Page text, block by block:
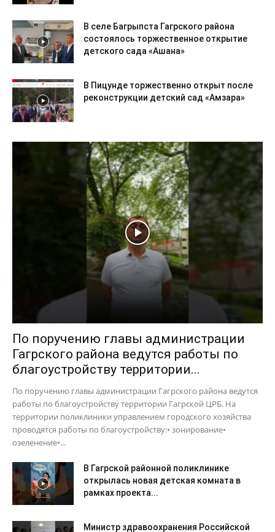
В селе Багрыпста Гагрского района
состоялось торжественное открытие
детского сада «Ашана»
В Пицунде торжественно открыт после
реконструкции детский сад «Амзара»
По поручению главы администрации
Гагрского района ведутся работы по
благоустройству территории...
По поручению главы администрации Гагрского района ведутся
работы по благоустройству территории Гагрской ЦРБ. На
территории поликлиники управлением городского хозяйства
проводятся работы по благоустройству:• зонирование•
озеленение•...
В Гагрской районной поликлинике
открылась новая детская комната в
рамках проекта...
Министр здравоохранения Российской